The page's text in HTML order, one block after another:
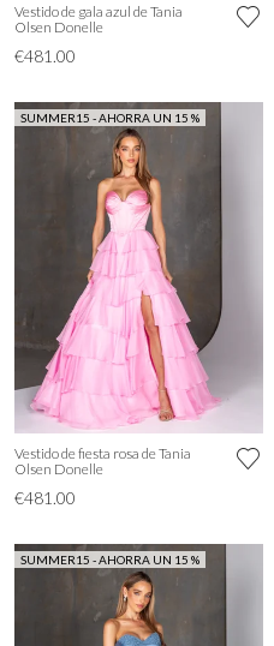
Vestido de gala azul de Tania
Olsen Donelle
€481.00
SUMMER15 - AHORRA UN 15 %
Vestido de fiesta rosa de Tania
Olsen Donelle
€481.00
SUMMER15 - AHORRA UN 15 %